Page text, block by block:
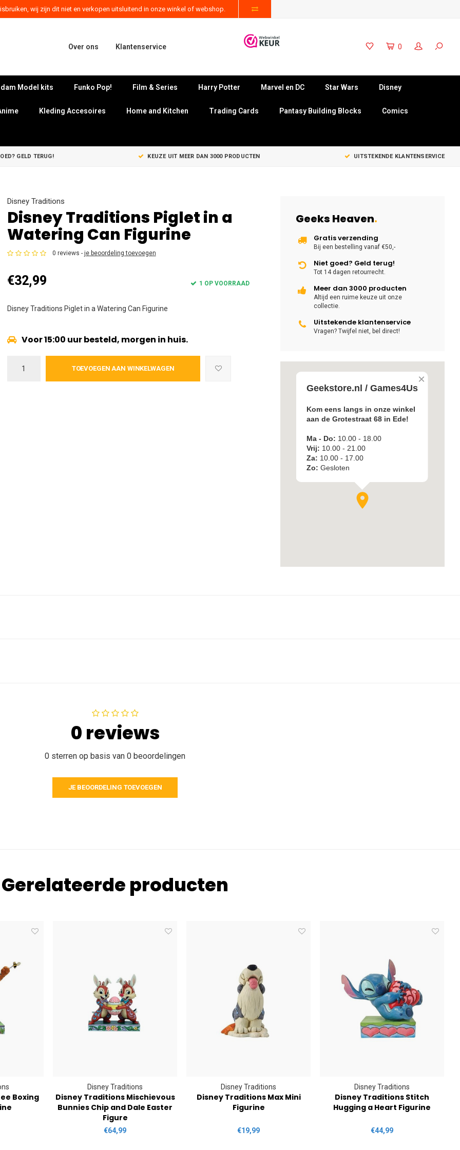
wij zijn dit niet en verkopen uitsluitend in onze winkel of webshop.
Over ons Klantenservice 0
Model kits Funko Pop! Film & Series Harry Potter Marvel en DC Star Wars Disney
Kleding Accesoires Home and Kitchen Trading Cards Pantasy Building Blocks Comics
GELD TERUG! KEUZE UIT MEER DAN 3000 PRODUCTEN UITSTEKENDE KLANTENSERVICE
Disney Traditions
Disney Traditions Piglet in a
Watering Can Figurine
0 reviews - je beoordeling toevoegen
€32,99 1 OP VOORRAAD
Disney Traditions Piglet in a Watering Can Figurine
Voor 15:00 uur besteld, morgen in huis.
TOEVOEGEN AAN WINKELWAGEN
Geeks Heaven.
Gratis verzending
Bij een bestelling vanaf €50,-
Niet goed? Geld terug!
Tot 14 dagen retourrecht.
Meer dan 3000 producten
Altijd een ruime keuze uit onze
collectie.
Uitstekende klantenservice
Vragen? Twijfel niet, bel direct!
0 reviews
0 sterren op basis van 0 beoordelingen
JE BEOORDELING TOEVOEGEN
Gerelateerde producten
Boxing
Disney Traditions
Disney Traditions Mischievous
Bunnies Chip and Dale Easter
Figure
€64,99
Disney Traditions
Disney Traditions Max Mini
Figurine
€19,99
Disney Traditions
Disney Traditions Stitch
Hugging a Heart Figurine
€44,99